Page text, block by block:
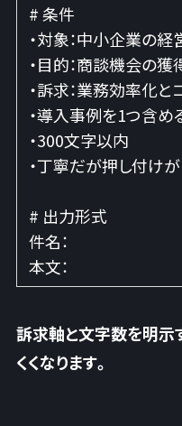
# 条件
・対象：中小企業の経
・目的：商談機会の獲
・訴求：業務効率化と
・導入事例を1つ含め
・300文字以内
・丁寧だが押し付け
# 出力形式
件名：
本文：
訴求軸と文字数を明示
くくなります。